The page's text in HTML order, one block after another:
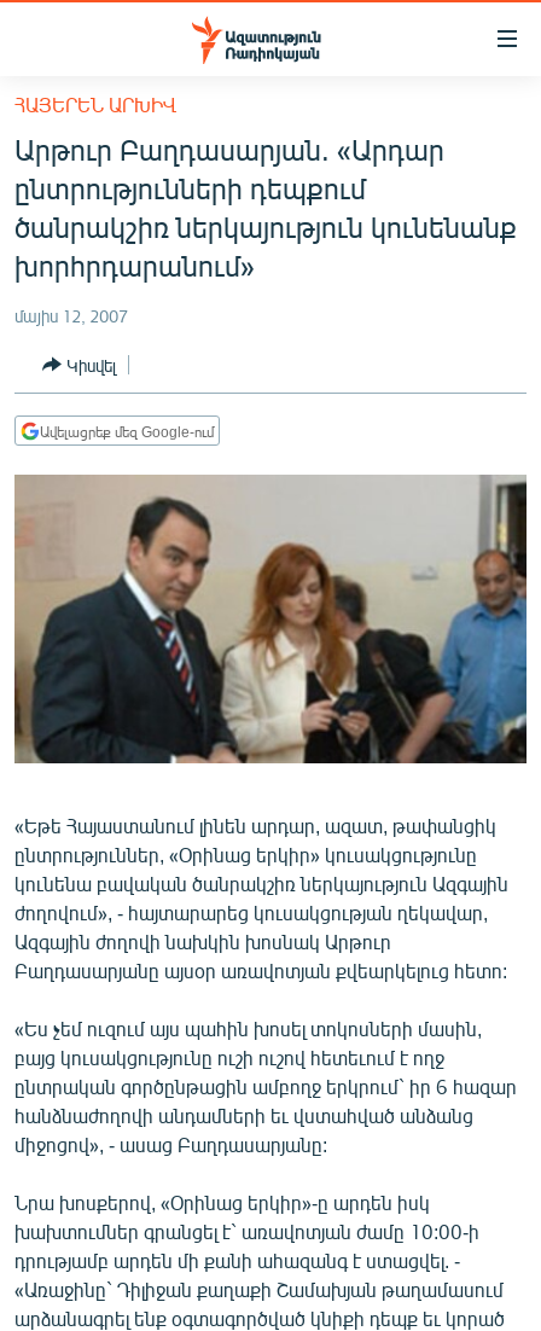
Մատչելիության
հիմնական
բովանդակությանը
Անցնել
հիմնական
մենյուին
Որոնում
ՀԱՅԱՍՏԱՆ
ՔԱՂԱՔԱԿԱՆ
ԸՆՏՐՈՒԹՅՈՒՆՆԵՐ 2026
ՏՆՏԵՍՈՒԹՅՈՒՆ
ՂԱՐԱԲԱՂ
ՊԱՏԵՐԱԶՄԻ 6 ՇԱԲԱԹՆԵՐԸ
ՏԱՐԱԾԱՇՐՋԱՆ
ՄԻՋԱԶԳԱՅԻՆ
ՄՇԱԿՈՒՅԹ
ՍՊՈՐՏ
ՄԵԿՆԱԲԱՆՈՒԹՅՈՒՆ
ՏՏ ԵՒ ԻՆՏԵՐՆԵՏ
ԱՐԽԻՎ
ՏԵՍԱՆՅՈՒԹԵՐ
ԲԱՆԱՎԵՃ
ՁԳՏԵԼՈՎ ԼԱՎԱԳՈՒՅՆԻՆ
Հայերեն
English
Русский
ՀԵՏԵՎԵՔ ՄԵԶ
ՀԱՅԵՐԵՆ ԱՐԽԻՎ
Արթուր Բաղդասարյան. «Արդար
ընտրությունների դեպքում
ծանրակշիռ ներկայություն կունենանք
խորհրդարանում»
մայիս 12, 2007
Կիսվել
Ավելացրեք մեզ Google-ում
«Եթե Հայաստանում լինեն արդար, ազատ, թափանցիկ
ընտրություններ, «Օրինաց երկիր» կուսակցությունը
կունենա բավական ծանրակշիռ ներկայություն Ազգային
ժողովում», - հայտարարեց կուսակցության ղեկավար,
Ազգային ժողովի նախկին խոսնակ Արթուր
Բաղդասարյանը այսօր առավոտյան քվեարկելուց հետո:
«Ես չեմ ուզում այս պահին խոսել տոկոսների մասին,
բայց կուսակցությունը ուշի ուշով հետեւում է ողջ
ընտրական գործընթացին ամբողջ երկրում` իր 6 հազար
հանձնաժողովի անդամների եւ վստահված անձանց
միջոցով», - ասաց Բաղդասարյանը:
Նրա խոսքերով, «Օրինաց երկիր»-ը արդեն իսկ
խախտումներ գրանցել է` առավոտյան ժամը 10:00-ի
դրությամբ արդեն մի քանի ահազանգ է ստացվել. -
«Առաջինը` Դիլիջան քաղաքի Շամախյան թաղամասում
արձանագրել ենք օգտագործված կնիքի դեպք եւ կորած